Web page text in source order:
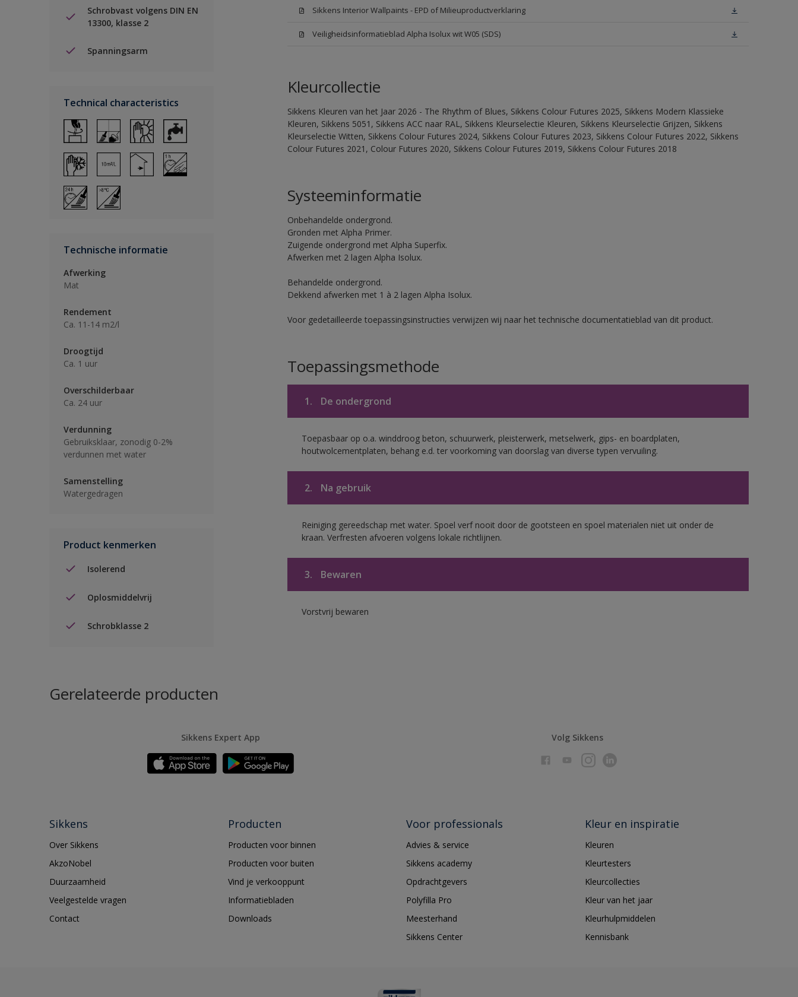
Schrobvast volgens DIN EN
13300, klasse 2
Spanningsarm
Technical characteristics
Technische informatie
Afwerking
Mat
Rendement
Ca. 11-14 m2/l
Droogtijd
Ca. 1 uur
Overschilderbaar
Ca. 24 uur
Verdunning
Gebruiksklaar, zonodig 0-2%
verdunnen met water
Samenstelling
Watergedragen
Product kenmerken
Isolerend
Oplosmiddelvrij
Schrobklasse 2
Sikkens Interior Wallpaints - EPD of Milieuproductverklaring
Veiligheidsinformatieblad Alpha Isolux wit W05 (SDS)
Kleurcollectie
Sikkens Kleuren van het Jaar 2026 - The Rhythm of Blues, Sikkens Colour Futures 2025, Sikkens Modern Klassieke
Kleuren, Sikkens 5051, Sikkens ACC naar RAL, Sikkens Kleurselectie Kleuren, Sikkens Kleurselectie Grijzen, Sikkens
Kleurselectie Witten, Sikkens Colour Futures 2024, Sikkens Colour Futures 2023, Sikkens Colour Futures 2022, Sikkens
Colour Futures 2021, Colour Futures 2020, Sikkens Colour Futures 2019, Sikkens Colour Futures 2018
Systeeminformatie
Onbehandelde ondergrond.
Gronden met Alpha Primer.
Zuigende ondergrond met Alpha Superfix.
Afwerken met 2 lagen Alpha Isolux.
Behandelde ondergrond.
Dekkend afwerken met 1 à 2 lagen Alpha Isolux.
Voor gedetailleerde toepassingsinstructies verwijzen wij naar het technische documentatieblad van dit product.
Toepassingsmethode
1. De ondergrond
Toepasbaar op o.a. winddroog beton, schuurwerk, pleisterwerk, metselwerk, gips- en boardplaten,
houtwolcementplaten, behang e.d. ter voorkoming van doorslag van diverse typen vervuiling.
2. Na gebruik
Reiniging gereedschap met water. Spoel verf nooit door de gootsteen en spoel materialen niet uit onder de
kraan. Verfresten afvoeren volgens lokale richtlijnen.
3. Bewaren
Vorstvrij bewaren
Gerelateerde producten
Sikkens Expert App Volg Sikkens
Sikkens
Over Sikkens
AkzoNobel
Duurzaamheid
Veelgestelde vragen
Contact
Producten
Producten voor binnen
Producten voor buiten
Vind je verkooppunt
Informatiebladen
Downloads
Voor professionals
Advies & service
Sikkens academy
Opdrachtgevers
Polyfilla Pro
Meesterhand
Sikkens Center
Kleur en inspiratie
Kleuren
Kleurtesters
Kleurcollecties
Kleur van het jaar
Kleurhulpmiddelen
Kennisbank